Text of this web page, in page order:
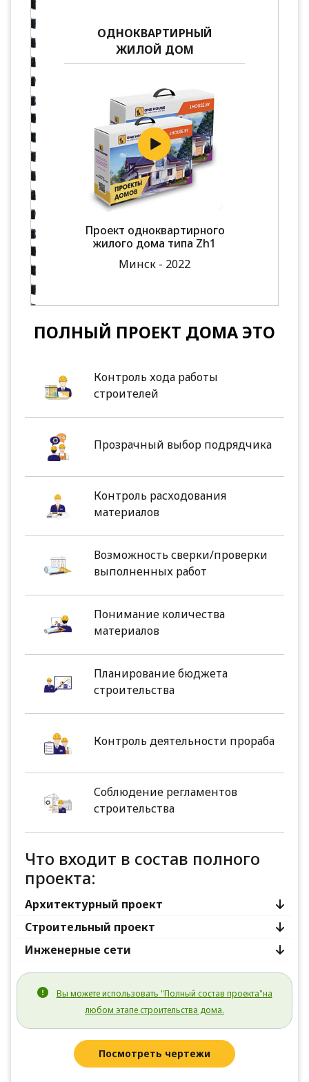
ОДНОКВАРТИРНЫЙ
ЖИЛОЙ ДОМ
Проект одноквартирного
жилого дома типа Zh1
Минск - 2022
ПОЛНЫЙ ПРОЕКТ ДОМА ЭТО
Контроль хода работы
строителей
Прозрачный выбор подрядчика
Контроль расходования
материалов
Возможность сверки/проверки
выполненных работ
Понимание количества
материалов
Планирование бюджета
строительства
Контроль деятельности прораба
Соблюдение регламентов
строительства
Что входит в состав полного
проекта:
Архитектурный проект
Строительный проект
Инженерные сети
Вы можете использовать "Полный состав проекта"на
любом этапе строительства дома.
Посмотреть чертежи